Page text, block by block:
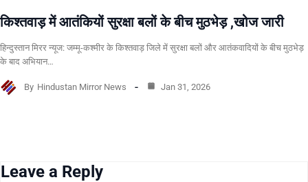
किश्तवाड़ में आतंकियों सुरक्षा बलों के बीच मुठभेड़ ,खोज जारी
हिन्दुस्तान मिरर न्यूज: जम्मू-कश्मीर के किश्तवाड़ जिले में सुरक्षा बलों और आतंकवादियों के बीच मुठभेड़
के बाद अभियान…
By Hindustan Mirror News Jan 31, 2026
Leave a Reply